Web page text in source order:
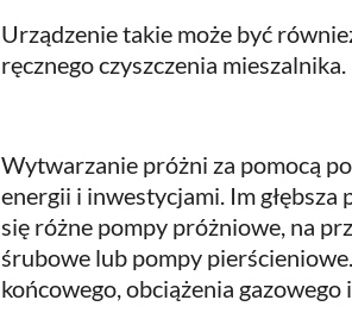
Urządzenie takie może być
ręcznego czyszczenia mieszalnika.
Wytwarzanie próżni za pomocą
energii i inwestycjami. Im
się różne pompy próżniowe, na
śrubowe lub pompy
końcowego, obciążenia